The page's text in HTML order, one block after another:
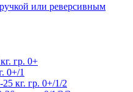
или реверсивным
гр. 0+
0+/1
25 кг. гр. 0+/1/2